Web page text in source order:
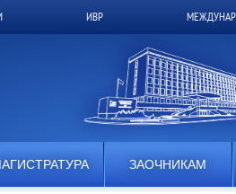
ИВР
ЗАОЧНИКАМ